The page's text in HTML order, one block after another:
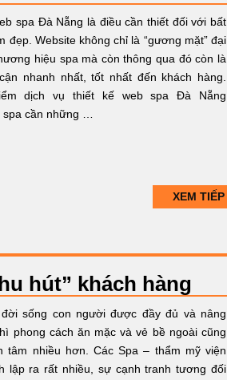
spa Đà Nẵng là điều cần thiết đối với bất
đẹp. Website không chỉ là “gương mặt” đại
hiệu spa mà còn thông qua đó còn là
nhanh nhất, tốt nhất đến khách hàng.
dịch vụ thiết kế web spa Đà Nẵng
spa cần những …
XEM TIẾP
hút” khách hàng
sống con người được đầy đủ và nâng
phong cách ăn mặc và vẻ bề ngoài cũng
tâm nhiều hơn. Các Spa – thẩm mỹ viện
lập ra rất nhiều, sự cạnh tranh tương đối